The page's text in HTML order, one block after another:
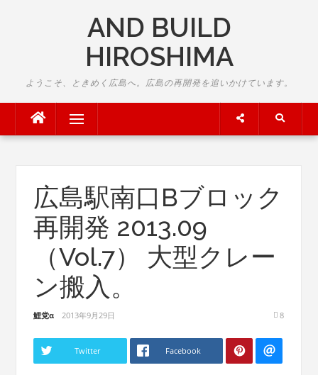
AND BUILD
HIROSHIMA
ようこそ、ときめく広島へ。広島の再開発を追いかけています。
Menu
広島駅南口Bブロック
再開発 2013.09
（Vol.7） 大型クレー
ン搬入。
鯉党α 2013年9月29日 8
Twitter Facebook